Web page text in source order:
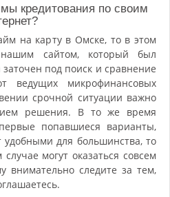
кредитования по своим
на карту в Омске, то в этом
нашим сайтом, который был
под поиск и сравнение
ведущих микрофинансовых
срочной ситуации важно
решения. В то же время
попавшиеся варианты,
удобными для большинства, то
могут оказаться совсем
внимательно следите за тем,